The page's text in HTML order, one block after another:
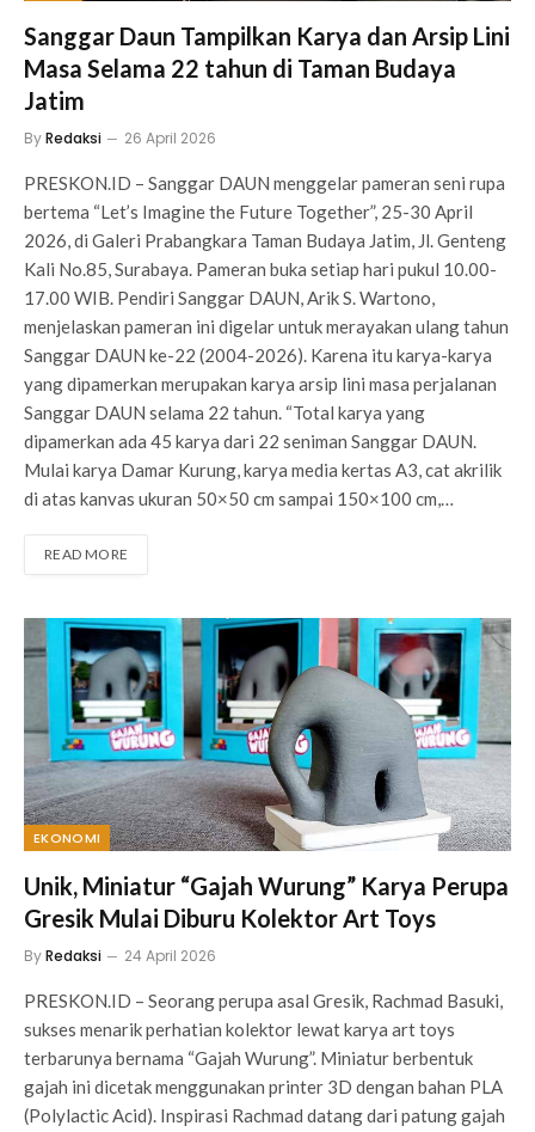
Sanggar Daun Tampilkan Karya dan Arsip Lini
Masa Selama 22 tahun di Taman Budaya
Jatim
ByRedaksi 26 April 2026
PRESKON.ID – Sanggar DAUN menggelar pameran seni rupa
bertema “Let’s Imagine the Future Together”, 25-30 April
2026, di Galeri Prabangkara Taman Budaya Jatim, Jl. Genteng
Kali No.85, Surabaya. Pameran buka setiap hari pukul 10.00-
17.00 WIB. Pendiri Sanggar DAUN, Arik S. Wartono,
menjelaskan pameran ini digelar untuk merayakan ulang tahun
Sanggar DAUN ke-22 (2004-2026). Karena itu karya-karya
yang dipamerkan merupakan karya arsip lini masa perjalanan
Sanggar DAUN selama 22 tahun. “Total karya yang
dipamerkan ada 45 karya dari 22 seniman Sanggar DAUN.
Mulai karya Damar Kurung, karya media kertas A3, cat akrilik
di atas kanvas ukuran 50×50 cm sampai 150×100 cm,…
READ MORE
EKONOMI
Unik, Miniatur “Gajah Wurung” Karya Perupa
Gresik Mulai Diburu Kolektor Art Toys
ByRedaksi 24 April 2026
PRESKON.ID – Seorang perupa asal Gresik, Rachmad Basuki,
sukses menarik perhatian kolektor lewat karya art toys
terbarunya bernama “Gajah Wurung”. Miniatur berbentuk
gajah ini dicetak menggunakan printer 3D dengan bahan PLA
(Polylactic Acid). Inspirasi Rachmad datang dari patung gajah